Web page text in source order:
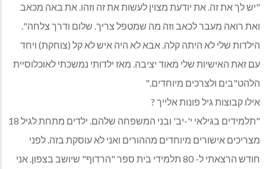
"יש לך את זה. את יודעת מצוין לעשות את זה וזהו. את באה מכאב
ואת רואה מעבר לכאב וזה מה שמטפל צריך. שלום ודרך צלחה".
הילדות שלי לא היתה קלה. אבא לא היה איש לא קל (צוחקת) ויחד
עם זאת האישיות שלי מאוד יציבה. מאז ילדותי נמשכתי לאוכלוסיית
הלהט"בים ולצרכים מיוחדים."
אילו קבוצות גיל פונות אלייך ?
"תלמידים בגילאי י'-יב' ובני המשפחה שלהם. ילדים מתחת לגיל 18
מצריכים אישורים מיוחדים מההורים ואני לא עוסקת בזה. לפני
חודש הרצאתי ל- 80 תלמידי בית ספר "הרדוף" שיושב בצפון. אני